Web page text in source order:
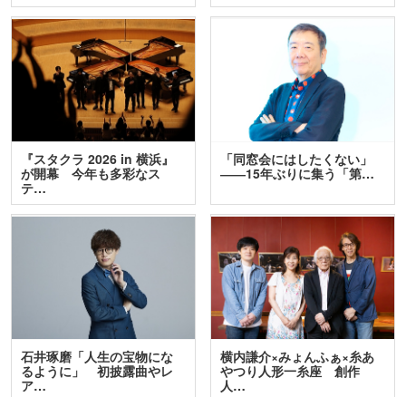
『スタクラ 2026 in 横浜』
が開幕 今年も多彩なス
テ…
「同窓会にはしたくない」
――15年ぶりに集う「第…
石井琢磨「人生の宝物にな
るように」 初披露曲やレ
ア…
横内謙介×みょんふぁ×糸あ
やつり人形一糸座 創作
人…